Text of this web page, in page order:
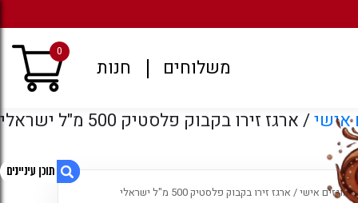
משלוחים חנות
0
אישי/ ארגז זירו בקבוק פלסטיק 500 מ"ל ישראלי
מוגזים אישי/ ארגז זירו בקבוק פלסטיק 500 מ"ל ישראלי